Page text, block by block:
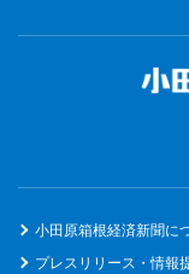
小田原箱根経済新聞に
プレスリリース・情報